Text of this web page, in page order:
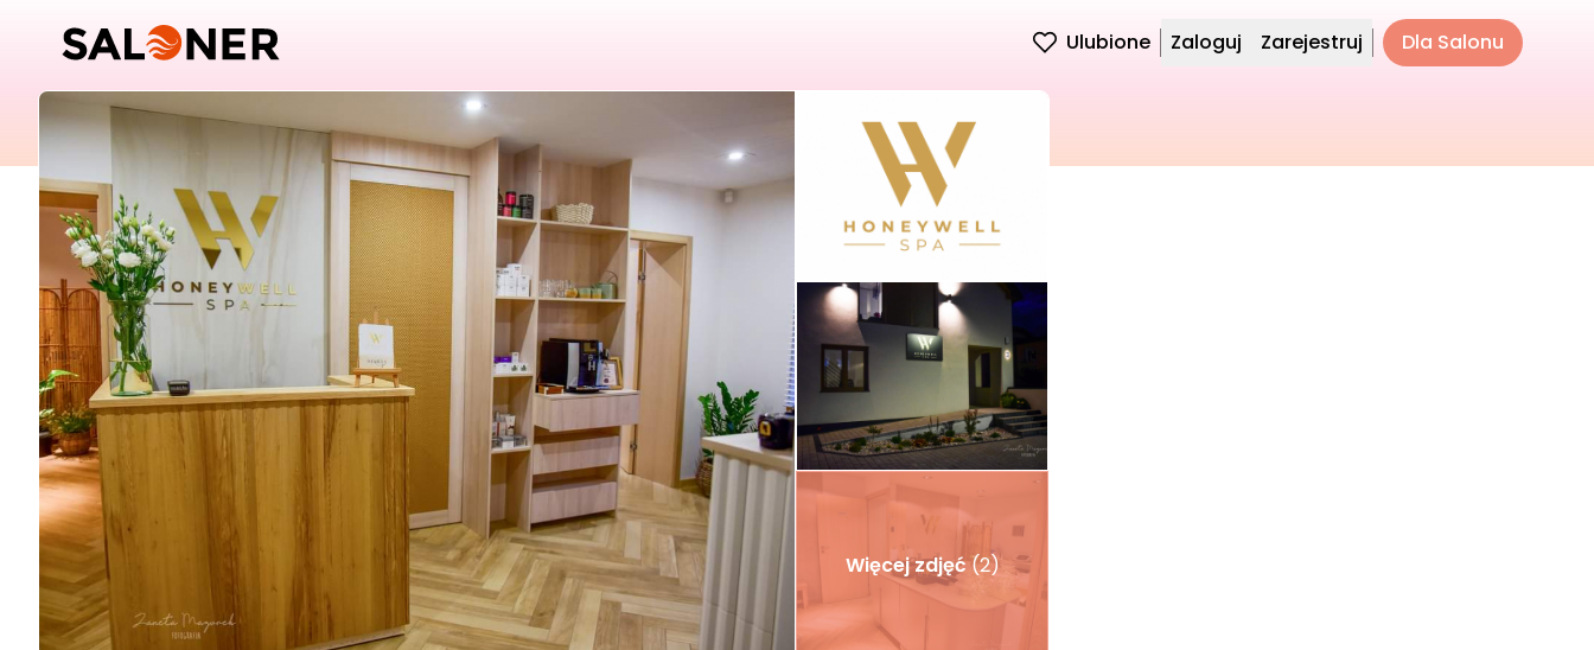
Ulubione Zaloguj Zarejestruj Dla Salonu
Więcej zdjęć(2)